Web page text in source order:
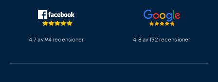
4,7 av 94 recensioner 4,8 av 192 recensioner